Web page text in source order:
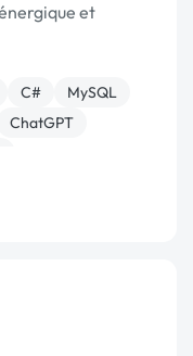
et
C#
MySQL
ChatGPT